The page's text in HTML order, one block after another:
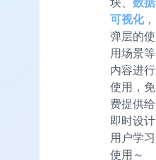
可视化，
弹层的使
用场景等
内容进行
使用，免
费提供给
即时设计
用户学习
使用～